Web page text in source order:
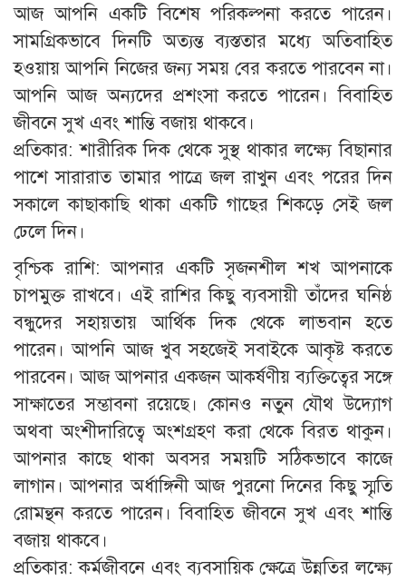
আজ আপনি একটি বিশেষ পরিকল্পনা করতে পারেন।
সামগ্রিকভাবে দিনটি অত্যন্ত ব্যস্ততার মধ্যে অতিবাহিত
হওয়ায় আপনি নিজের জন্য সময় বের করতে পারবেন না।
আপনি আজ অন্যদের প্রশংসা করতে পারেন। বিবাহিত
জীবনে সুখ এবং শান্তি বজায় থাকবে।
প্রতিকার: শারীরিক দিক থেকে সুস্থ থাকার লক্ষ্যে বিছানার
পাশে সারারাত তামার পাত্রে জল রাখুন এবং পরের দিন
সকালে কাছাকাছি থাকা একটি গাছের শিকড়ে সেই জল
ঢেলে দিন।
বৃশ্চিক রাশি: আপনার একটি সৃজনশীল শখ আপনাকে
চাপমুক্ত রাখবে। এই রাশির কিছু ব্যবসায়ী তাঁদের ঘনিষ্ঠ
বন্ধুদের সহায়তায় আর্থিক দিক থেকে লাভবান হতে
পারেন। আপনি আজ খুব সহজেই সবাইকে আকৃষ্ট করতে
পারবেন। আজ আপনার একজন আকর্ষণীয় ব্যক্তিত্বের সঙ্গে
সাক্ষাতের সম্ভাবনা রয়েছে। কোনও নতুন যৌথ উদ্যোগ
অথবা অংশীদারিত্বে অংশগ্রহণ করা থেকে বিরত থাকুন।
আপনার কাছে থাকা অবসর সময়টি সঠিকভাবে কাজে
লাগান। আপনার অর্ধাঙ্গিনী আজ পুরনো দিনের কিছু স্মৃতি
রোমন্থন করতে পারেন। বিবাহিত জীবনে সুখ এবং শান্তি
বজায় থাকবে।
প্রতিকার: কর্মজীবনে এবং ব্যবসায়িক ক্ষেত্রে উন্নতির লক্ষ্যে